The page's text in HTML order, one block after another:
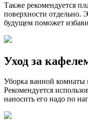
Также рекомендуется
поверхности отдельно.
будущем поможет
Уход за
Уборка ванной комнаты
Рекомендуется
наносить его надо по